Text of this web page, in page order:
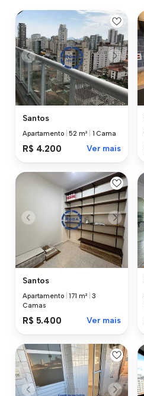
Santos
Apartamento |52 m² 1 Cama
R$ 4.200 Ver mais
Santos
Apartamento |171 m² |3
Camas
R$ 5.400 Ver mais